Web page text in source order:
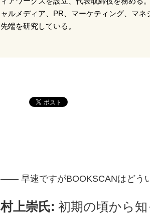
ャルメディア、PR、マーケティング、マ
先端を研究している。
―― 早速ですがBOOKSCANはどう
村上崇氏: 初期の頃から